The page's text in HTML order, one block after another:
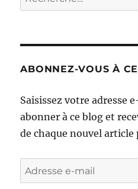
pour :
ABONNEZ-VOUS À
Saisissez votre adresse
abonner à ce blog et
de chaque nouvel article
Adresse
e-